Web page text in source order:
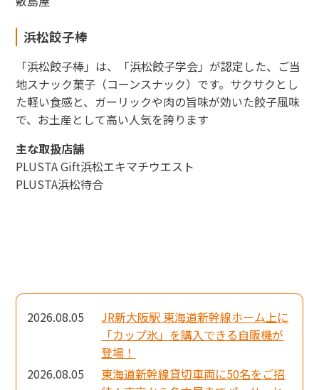
浜松餃子棒
「浜松餃子棒」は、「浜松餃子学会」が認定した、ご当
地スナック菓子（コーンスナック）です。サクサクとし
た軽い食感と、ガーリックや肉の旨味が効いた餃子風味
で、お土産として高い人気を誇ります
主な取扱店舗
PLUSTA Gift浜松エキマチウエスト
PLUSTA浜松待合
2026.08.05
JR新大阪駅 東海道新幹線ホーム上に
「カップ氷」を購入できる自販機が
登場！
2026.08.05
東海道新幹線貸切車両に50名をご招